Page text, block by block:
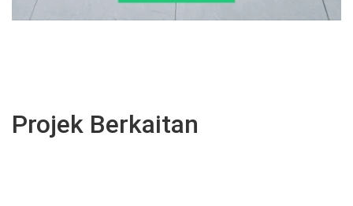
Projek Berkaitan